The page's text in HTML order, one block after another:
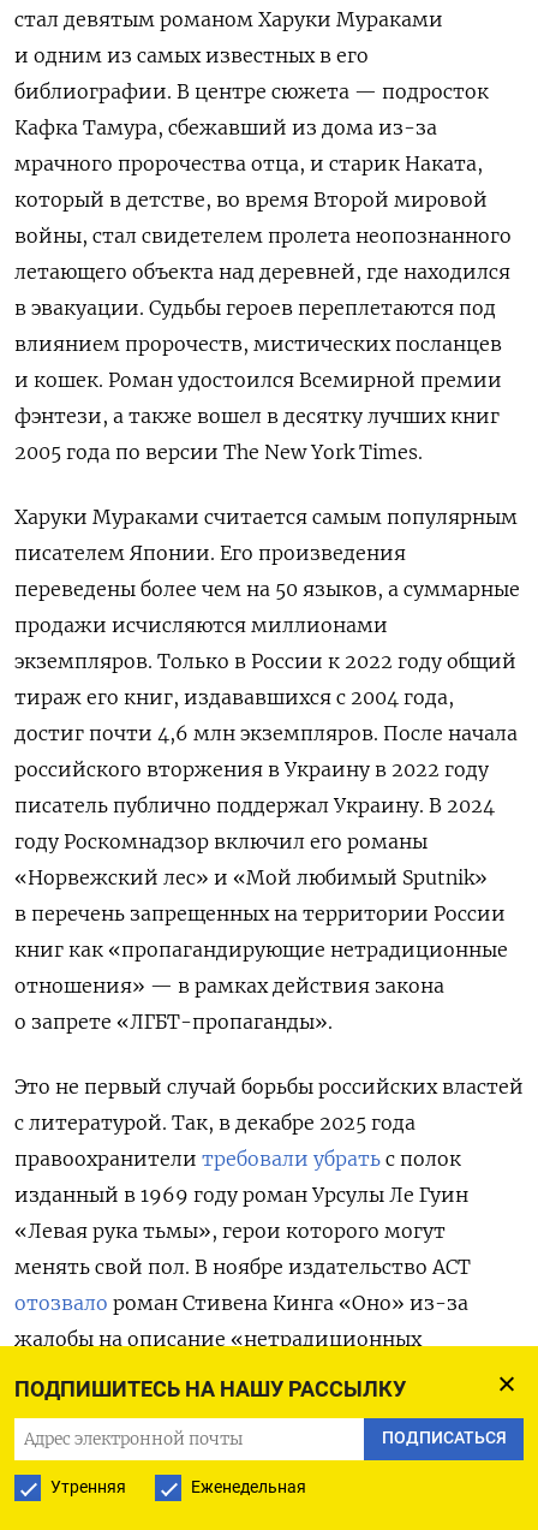
ПОДПИШИТЕСЬ НА НАШУ РАССЫЛКУ
ПОДПИСАТЬСЯ
Утренняя Еженедельная
стал девятым романом Харуки Мураками
и одним из самых известных в его
библиографии. В центре сюжета — подросток
Кафка Тамура, сбежавший из дома из-за
мрачного пророчества отца, и старик Наката,
который в детстве, во время Второй мировой
войны, стал свидетелем пролета неопознанного
летающего объекта над деревней, где находился
в эвакуации. Судьбы героев переплетаются под
влиянием пророчеств, мистических посланцев
и кошек. Роман удостоился Всемирной премии
фэнтези, а также вошел в десятку лучших книг
2005 года по версии The New York Times.
Харуки Мураками считается самым популярным
писателем Японии. Его произведения
переведены более чем на 50 языков, а суммарные
продажи исчисляются миллионами
экземпляров. Только в России к 2022 году общий
тираж его книг, издававшихся с 2004 года,
достиг почти 4,6 млн экземпляров. После начала
российского вторжения в Украину в 2022 году
писатель публично поддержал Украину. В 2024
году Роскомнадзор включил его романы
«Норвежский лес» и «Мой любимый Sputnik»
в перечень запрещенных на территории России
книг как «пропагандирующие нетрадиционные
отношения» — в рамках действия закона
о запрете «ЛГБТ-пропаганды».
Это не первый случай борьбы российских властей
с литературой. Так, в декабре 2025 года
правоохранители требовали убрать с полок
изданный в 1969 году роман Урсулы Ле Гуин
«Левая рука тьмы», герои которого могут
менять свой пол. В ноябре издательство АСТ
отозвало роман Стивена Кинга «Оно» из-за
жалобы на описание «нетрадиционных
с помощью ИИ на предмет «ЛГБТ-пропаганды».